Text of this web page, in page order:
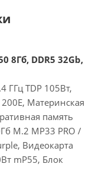
8Гб, DDR5 32Gb,
ГГц TDP 105Вт,
Материнская
память
M.2 MP33 PRO /
Видеокарта
mP55, Блок